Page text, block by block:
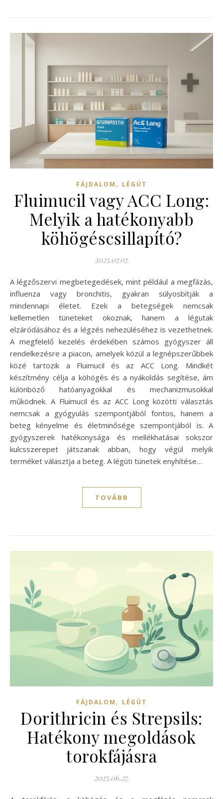
FÁJDALOM , LÉGÚT
Fluimucil vagy ACC Long:
Melyik a hatékonyabb
köhögéscsillapító?
2025.07.07.
A légzőszervi megbetegedések, mint például a megfázás,
influenza vagy bronchitis, gyakran súlyosbítják a
mindennapi életet. Ezek a betegségek nemcsak
kellemetlen tüneteket okoznak, hanem a légutak
elzáródásához és a légzés nehezüléséhez is vezethetnek.
A megfelelő kezelés érdekében számos gyógyszer áll
rendelkezésre a piacon, amelyek közül a legnépszerűbbek
közé tartozik a Fluimucil és az ACC Long. Mindkét
készítmény célja a köhögés és a nyákoldás segítése, ám
különböző hatóanyagokkal és mechanizmusokkal
működnek. A Fluimucil és az ACC Long közötti választás
nemcsak a gyógyulás szempontjából fontos, hanem a
beteg kényelme és életminősége szempontjából is. A
gyógyszerek hatékonysága és mellékhatásai sokszor
kulcsszerepet játszanak abban, hogy végül melyik
terméket választja a beteg. A légúti tünetek enyhítése…
TOVÁBB
FÁJDALOM , LÉGÚT
Dorithricin és Strepsils:
Hatékony megoldások
torokfájásra
2025.06.27.